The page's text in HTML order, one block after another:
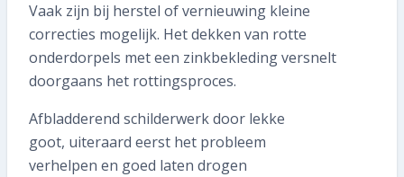
Vaak zijn bij herstel of vernieuwing kleine
correcties mogelijk. Het dekken van rotte
onderdorpels met een zinkbekleding versnelt
doorgaans het rottingsproces.
Afbladderend schilderwerk door lekke
goot, uiteraard eerst het probleem
verhelpen en goed laten drogen